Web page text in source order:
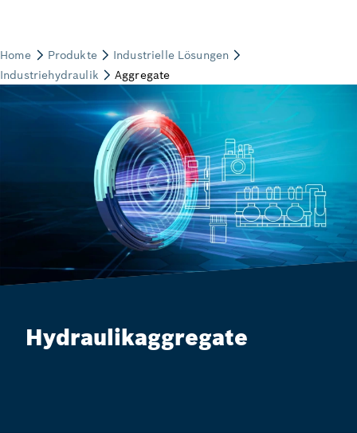
Hydraulikaggregate